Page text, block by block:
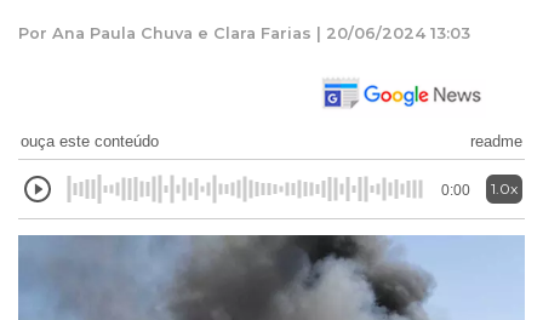
Por Ana Paula Chuva e Clara Farias | 20/06/2024 13:03
ouça este conteúdo readme
0:00 1.0x